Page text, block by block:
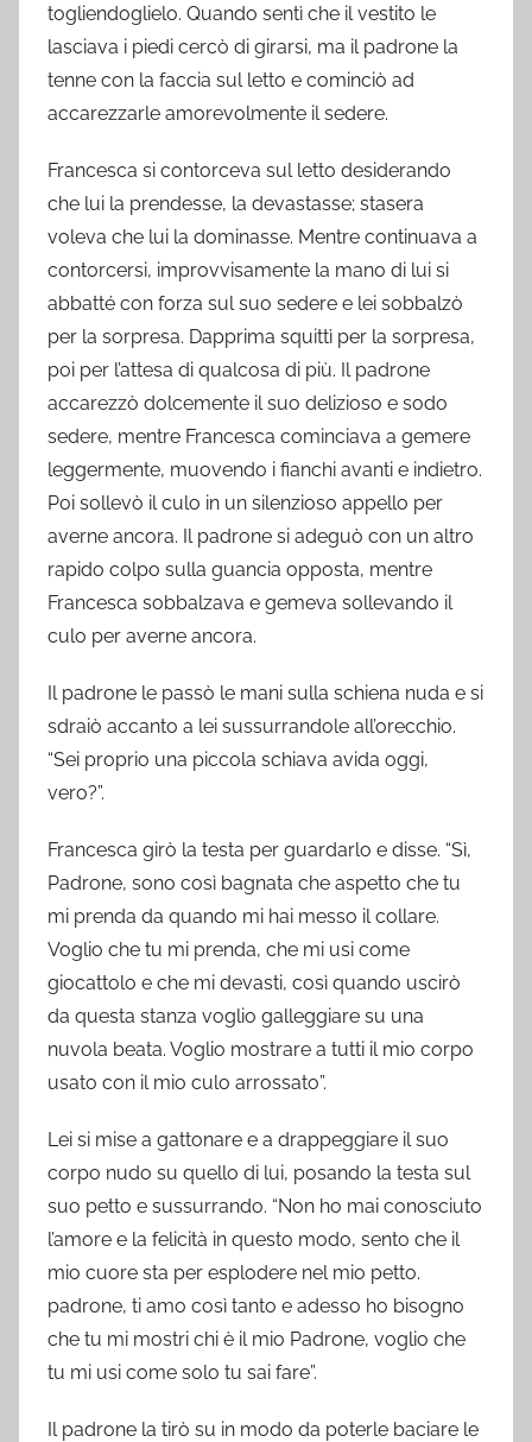
togliendoglielo. Quando sentì che il vestito le
lasciava i piedi cercò di girarsi, ma il padrone la
tenne con la faccia sul letto e cominciò ad
accarezzarle amorevolmente il sedere.
Francesca si contorceva sul letto desiderando
che lui la prendesse, la devastasse; stasera
voleva che lui la dominasse. Mentre continuava a
contorcersi, improvvisamente la mano di lui si
abbatté con forza sul suo sedere e lei sobbalzò
per la sorpresa. Dapprima squittì per la sorpresa,
poi per l’attesa di qualcosa di più. Il padrone
accarezzò dolcemente il suo delizioso e sodo
sedere, mentre Francesca cominciava a gemere
leggermente, muovendo i fianchi avanti e indietro.
Poi sollevò il culo in un silenzioso appello per
averne ancora. Il padrone si adeguò con un altro
rapido colpo sulla guancia opposta, mentre
Francesca sobbalzava e gemeva sollevando il
culo per averne ancora.
Il padrone le passò le mani sulla schiena nuda e si
sdraiò accanto a lei sussurrandole all’orecchio.
“Sei proprio una piccola schiava avida oggi,
vero?”.
Francesca girò la testa per guardarlo e disse. “Sì,
Padrone, sono così bagnata che aspetto che tu
mi prenda da quando mi hai messo il collare.
Voglio che tu mi prenda, che mi usi come
giocattolo e che mi devasti, così quando uscirò
da questa stanza voglio galleggiare su una
nuvola beata. Voglio mostrare a tutti il mio corpo
usato con il mio culo arrossato”.
Lei si mise a gattonare e a drappeggiare il suo
corpo nudo su quello di lui, posando la testa sul
suo petto e sussurrando. “Non ho mai conosciuto
l’amore e la felicità in questo modo, sento che il
mio cuore sta per esplodere nel mio petto.
padrone, ti amo così tanto e adesso ho bisogno
che tu mi mostri chi è il mio Padrone, voglio che
tu mi usi come solo tu sai fare”.
Il padrone la tirò su in modo da poterle baciare le